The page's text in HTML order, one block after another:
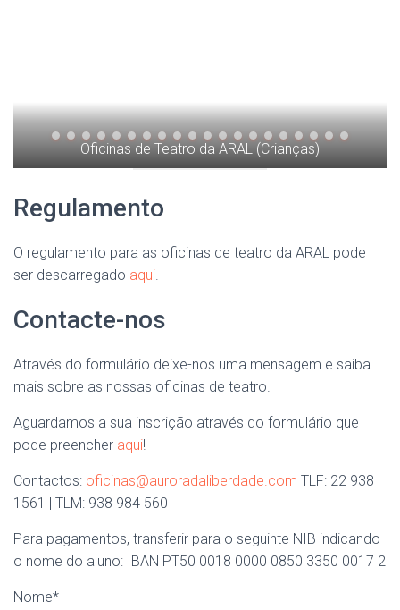
Oficinas de Teatro da ARAL (Crianças)
Regulamento
O regulamento para as oficinas de teatro da ARAL pode
ser descarregado aqui.
Contacte-nos
Através do formulário deixe-nos uma mensagem e saiba
mais sobre as nossas oficinas de teatro.
Aguardamos a sua inscrição através do formulário que
pode preencher aqui!
Contactos: oficinas@auroradaliberdade.com TLF: 22 938
1561 | TLM: 938 984 560
Para pagamentos, transferir para o seguinte NIB indicando
o nome do aluno: IBAN PT50 0018 0000 0850 3350 0017 2
Nome*